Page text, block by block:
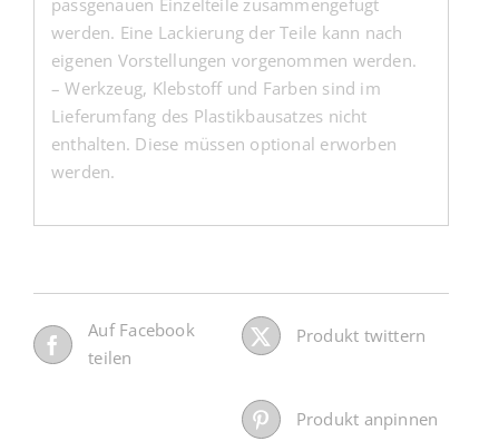
passgenauen Einzelteile zusammengefügt
werden. Eine Lackierung der Teile kann nach
eigenen Vorstellungen vorgenommen werden.
– Werkzeug, Klebstoff und Farben sind im
Lieferumfang des Plastikbausatzes nicht
enthalten. Diese müssen optional erworben
werden.
Auf Facebook
teilen
Produkt twittern
Produkt anpinnen